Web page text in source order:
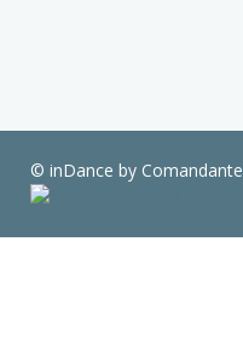
© inDance by Comandante